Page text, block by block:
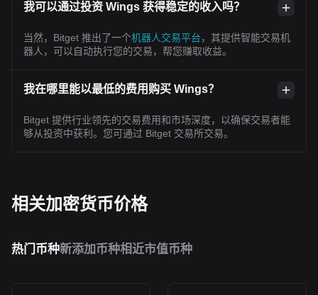
我可以通过投资 Wings 获得稳定的收入吗？
当然，Bitget 推出了一个机器人交易平台，其提供智能交易机
器人，可以自动执行您的交易，帮您赚取收益。
我在哪里能以最低的费用购买 Wings？
Bitget 提供行业领先的交易费用和市场深度，以确保交易者能
够从投资中获利。您可通过 Bitget 交易所交易。
相关加密货币价格
热门币种新添加币种相近市值币种